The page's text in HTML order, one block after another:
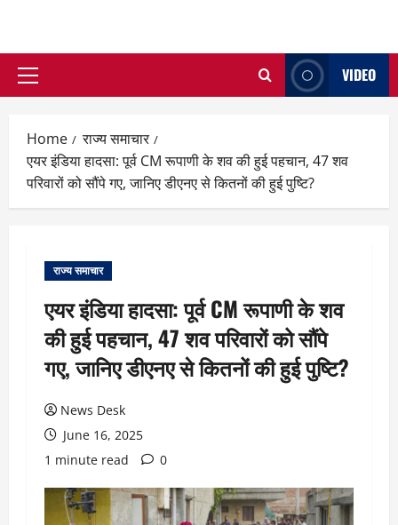
Primary
VIDEO
Home
राज्य समाचार
एयर इंडिया हादसा: पूर्व CM रूपाणी के शव की हुई पहचान, 47 शव
परिवारों को सौंपे गए, जानिए डीएनए से कितनों की हुई पुष्टि?
राज्य समाचार
एयर इंडिया हादसा: पूर्व CM रूपाणी के शव
की हुई पहचान, 47 शव परिवारों को सौंपे
गए, जानिए डीएनए से कितनों की हुई पुष्टि?
News Desk
June 16, 2025
1 minute read
0